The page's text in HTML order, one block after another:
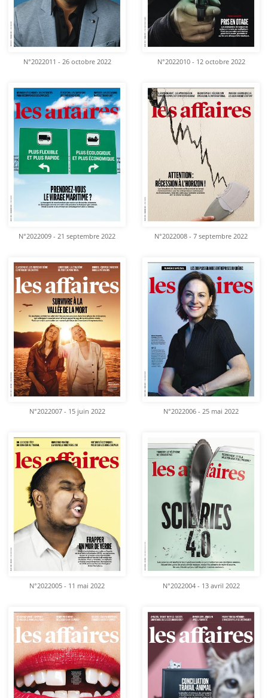
N°2022011 - 26 octobre 2022 N°2022010 - 12 octobre 2022
N°2022009 - 21 septembre 2022 N°2022008 - 7 septembre 2022
N°2022007 - 15 juin 2022 N°2022006 - 25 mai 2022
N°2022005 - 11 mai 2022 N°2022004 - 13 avril 2022